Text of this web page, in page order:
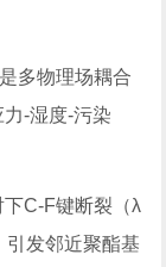
多物理场耦合
-湿度-污染
下C-F键断裂（λ
引发邻近聚酯基